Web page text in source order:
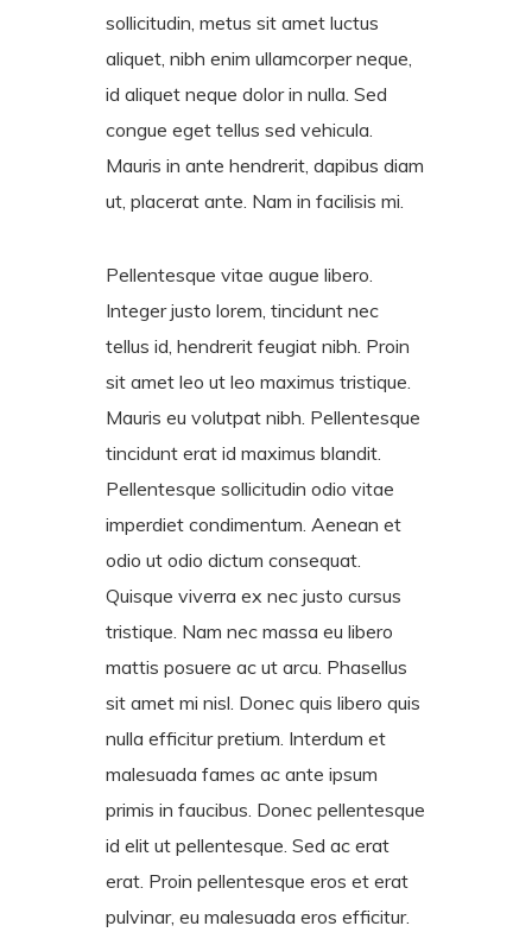
sollicitudin, metus sit amet luctus
aliquet, nibh enim ullamcorper neque,
id aliquet neque dolor in nulla. Sed
congue eget tellus sed vehicula.
Mauris in ante hendrerit, dapibus diam
ut, placerat ante. Nam in facilisis mi.
Pellentesque vitae augue libero.
Integer justo lorem, tincidunt nec
tellus id, hendrerit feugiat nibh. Proin
sit amet leo ut leo maximus tristique.
Mauris eu volutpat nibh. Pellentesque
tincidunt erat id maximus blandit.
Pellentesque sollicitudin odio vitae
imperdiet condimentum. Aenean et
odio ut odio dictum consequat.
Quisque viverra ex nec justo cursus
tristique. Nam nec massa eu libero
mattis posuere ac ut arcu. Phasellus
sit amet mi nisl. Donec quis libero quis
nulla efficitur pretium. Interdum et
malesuada fames ac ante ipsum
primis in faucibus. Donec pellentesque
id elit ut pellentesque. Sed ac erat
erat. Proin pellentesque eros et erat
pulvinar, eu malesuada eros efficitur.